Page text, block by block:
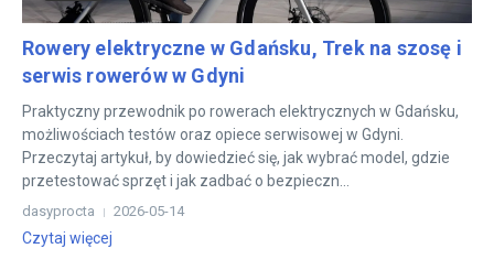
Rowery elektryczne w Gdańsku, Trek na szosę i
serwis rowerów w Gdyni
Praktyczny przewodnik po rowerach elektrycznych w Gdańsku,
możliwościach testów oraz opiece serwisowej w Gdyni.
Przeczytaj artykuł, by dowiedzieć się, jak wybrać model, gdzie
przetestować sprzęt i jak zadbać o bezpieczn...
dasyprocta 2026-05-14
Czytaj więcej